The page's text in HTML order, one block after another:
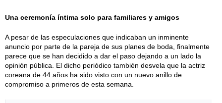
Una ceremonía íntima solo para familiares y amigos
A pesar de las especulaciones que indicaban un inminente
anuncio por parte de la pareja de sus planes de boda, finalmente
parece que se han decidido a dar el paso dejando a un lado la
opinión pública. El dicho periódico también desvela que la actriz
coreana de 44 años ha sido visto con un nuevo anillo de
compromiso a primeros de esta semana.